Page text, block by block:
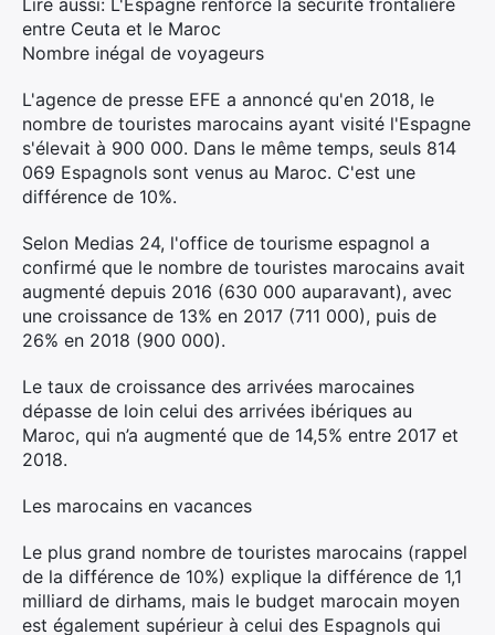
Lire aussi: L'Espagne renforce la sécurité frontalière
entre Ceuta et le Maroc
Nombre inégal de voyageurs
L'agence de presse EFE a annoncé qu'en 2018, le
nombre de touristes marocains ayant visité l'Espagne
s'élevait à 900 000. Dans le même temps, seuls 814
069 Espagnols sont venus au Maroc. C'est une
différence de 10%.
Selon Medias 24, l'office de tourisme espagnol a
confirmé que le nombre de touristes marocains avait
augmenté depuis 2016 (630 000 auparavant), avec
une croissance de 13% en 2017 (711 000), puis de
26% en 2018 (900 000).
Le taux de croissance des arrivées marocaines
dépasse de loin celui des arrivées ibériques au
Maroc, qui n’a augmenté que de 14,5% entre 2017 et
2018.
Les marocains en vacances
Le plus grand nombre de touristes marocains (rappel
de la différence de 10%) explique la différence de 1,1
milliard de dirhams, mais le budget marocain moyen
est également supérieur à celui des Espagnols qui